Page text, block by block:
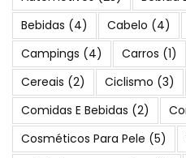
Bebidas (4) Cabelo (4)
Campings (4) Carros (1)
Cereais (2) Ciclismo (3)
Comidas E Bebidas (2)
Cosméticos Para Pele (5)